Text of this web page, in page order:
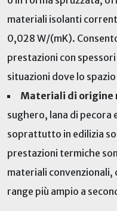
materiali isolanti
0,028 W/(mK).
prestazioni con
situazioni dove lo
Materiali di origine
sughero, lana di pecora
soprattutto in edilizia
prestazioni termiche
materiali convenzionali,
range più ampio a